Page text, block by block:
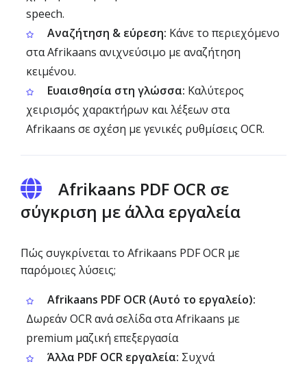
speech.
Αναζήτηση & εύρεση: Κάνε το περιεχόμενο
στα Afrikaans ανιχνεύσιμο με αναζήτηση
κειμένου.
Ευαισθησία στη γλώσσα: Καλύτερος
χειρισμός χαρακτήρων και λέξεων στα
Afrikaans σε σχέση με γενικές ρυθμίσεις OCR.
Afrikaans PDF OCR σε
σύγκριση με άλλα εργαλεία
Πώς συγκρίνεται το Afrikaans PDF OCR με
παρόμοιες λύσεις;
Afrikaans PDF OCR (Αυτό το εργαλείο):
Δωρεάν OCR ανά σελίδα στα Afrikaans με
premium μαζική επεξεργασία
Άλλα PDF OCR εργαλεία: Συχνά